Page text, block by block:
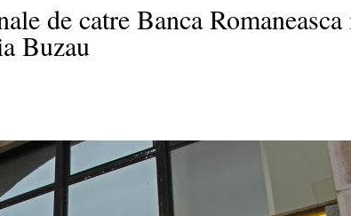
de catre Banca
Buzau